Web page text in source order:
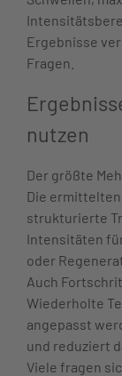
Ergebnisse
Fragen.
nutzen
Der größte
Die
strukturierte
Intensitäten
oder
Auch
Wiederholte
angepasst
und reduziert
Viele fragen